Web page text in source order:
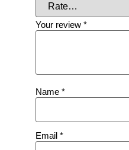
Your review *
Name *
Email *